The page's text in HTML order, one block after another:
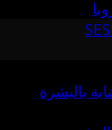
بالبشرة